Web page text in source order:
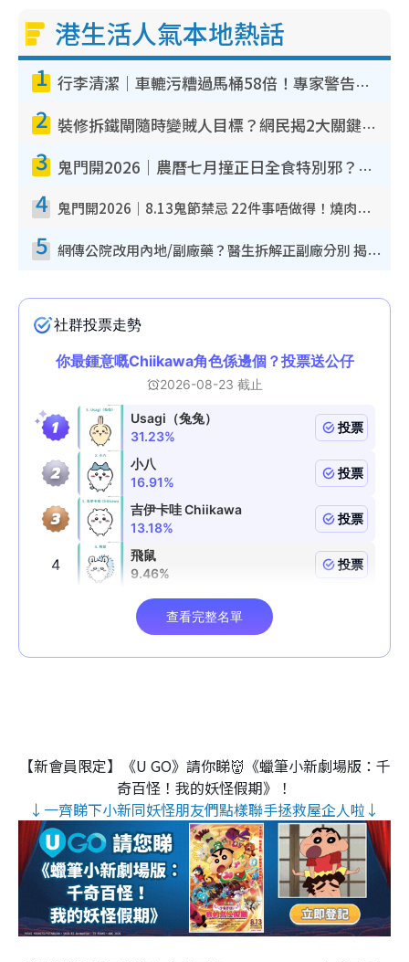
港生活人氣本地熱話
1 行李清潔｜車轆污糟過馬桶58倍！專家警告忌用酒精抹 教1招免污手除菌
2 裝修拆鐵閘隨時變賊人目標？網民揭2大關鍵用途：裝新式等於白裝？附新舊鐵閘分別
3 鬼門開2026｜農曆七月撞正日全食特別邪？專家警告切忌做一事！揭4大禁忌+2招保平安
4 鬼門開2026｜8.13鬼節禁忌 22件事唔做得！燒肉、刺身要少食？半夜勿吹口哨/打呢個電話
5 網傳公院改用內地/副廠藥？醫生拆解正副廠分別 揭4類人換藥隨時出事
【新會員限定】《U GO》請你睇👹《蠟筆小新劇場版：千
奇百怪！我的妖怪假期》！
↓一齊睇下小新同妖怪朋友們點樣聯手拯救屋企人啦↓